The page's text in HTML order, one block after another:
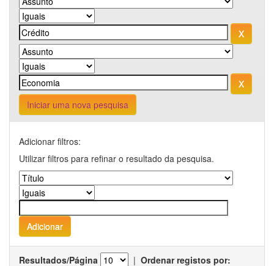
Iniciar uma nova pesquisa
Adicionar filtros:
Utilizar filtros para refinar o resultado da pesquisa.
Resultados/Página | Ordenar registos por: